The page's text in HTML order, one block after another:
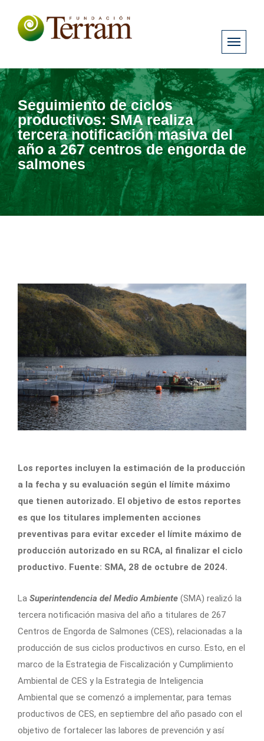
Seguimiento de ciclos
productivos: SMA realiza
tercera notificación masiva del
año a 267 centros de engorda de
salmones
Los reportes incluyen la estimación de la producción
a la fecha y su evaluación según el límite máximo
que tienen autorizado. El objetivo de estos reportes
es que los titulares implementen acciones
preventivas para evitar exceder el límite máximo de
producción autorizado en su RCA, al finalizar el ciclo
productivo. Fuente: SMA, 28 de octubre de 2024.
La Superintendencia del Medio Ambiente (SMA) realizó la
tercera notificación masiva del año a titulares de 267
Centros de Engorda de Salmones (CES), relacionadas a la
producción de sus ciclos productivos en curso. Esto, en el
marco de la Estrategia de Fiscalización y Cumplimiento
Ambiental de CES y la Estrategia de Inteligencia
Ambiental que se comenzó a implementar, para temas
productivos de CES, en septiembre del año pasado con el
objetivo de fortalecer las labores de prevención y así